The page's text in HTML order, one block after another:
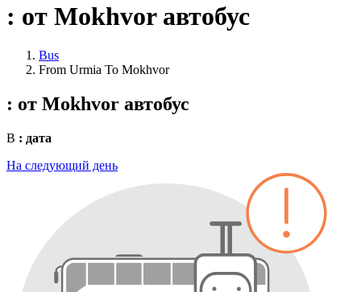
: от Mokhvor автобус
Bus
From Urmia To Mokhvor
: от Mokhvor автобус
В : дата
На следующий день